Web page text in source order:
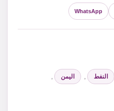
WhatsApp
النفط , اليمن ,